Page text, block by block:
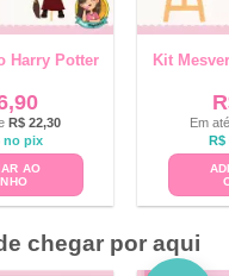
Harry Potter
R$ 22,30
no pix
AO
Kit
Em
R$
chegar por aqui